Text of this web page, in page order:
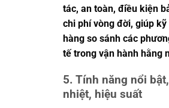
tác, an toàn, điều kiện
chi phí vòng đời, giúp
hàng so sánh các
tế trong vận hành hằng
5. Tính năng nổi
nhiệt, hiệu suất